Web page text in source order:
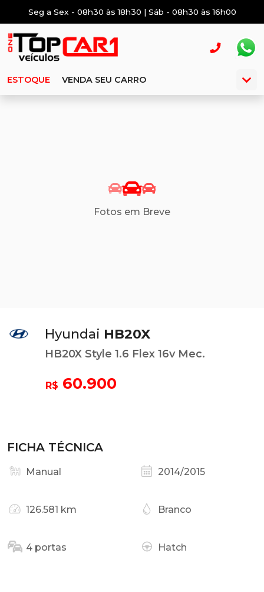
Seg a Sex - 08h30 às 18h30 | Sáb - 08h30 às 16h00
ESTOQUE VENDA SEU CARRO
Fotos em Breve
Hyundai HB20X
HB20X Style 1.6 Flex 16v Mec.
R$ 60.900
FICHA TÉCNICA
Manual 2014/2015
126.581 km Branco
4 portas Hatch